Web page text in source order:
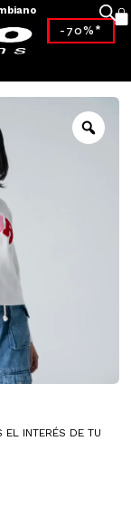
-70%*
EL INTERÉS DE TU